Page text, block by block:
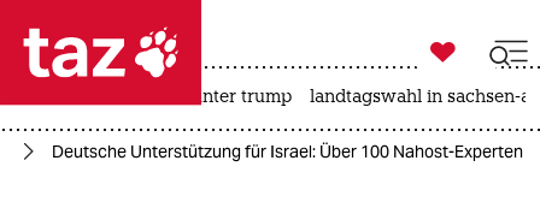
 taz zahl ich
taz zahl ich

taz zahl ich
usa unter trump landtagswahl in sachsen-
Deutsche Unterstützung für Israel: Über 100 Nahost-Experten